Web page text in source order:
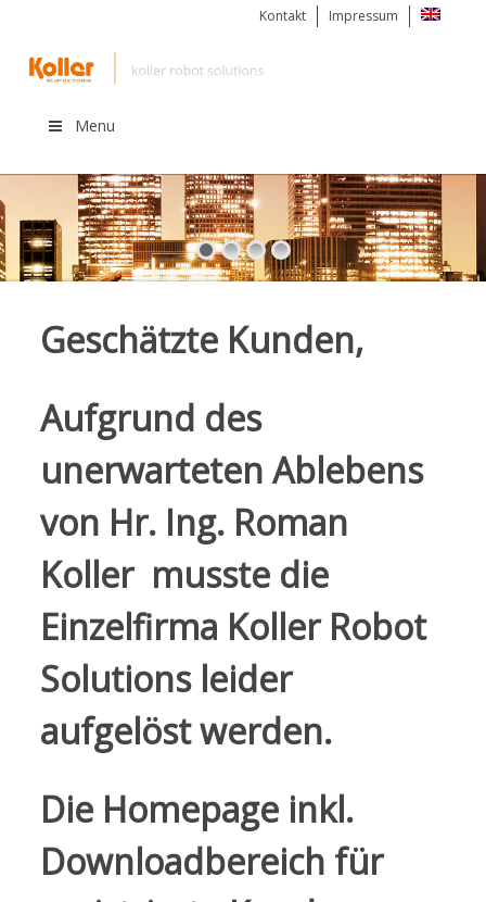
Impressum
Kontakt
Menu
Geschätzte Kunden,
Aufgrund des
unerwarteten Ablebens
von Hr. Ing. Roman
Koller musste die
Einzelfirma Koller Robot
Solutions leider
aufgelöst werden.
Die Homepage inkl.
Downloadbereich für